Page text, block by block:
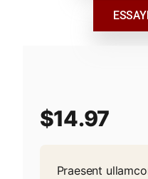
$14.97
Praesent